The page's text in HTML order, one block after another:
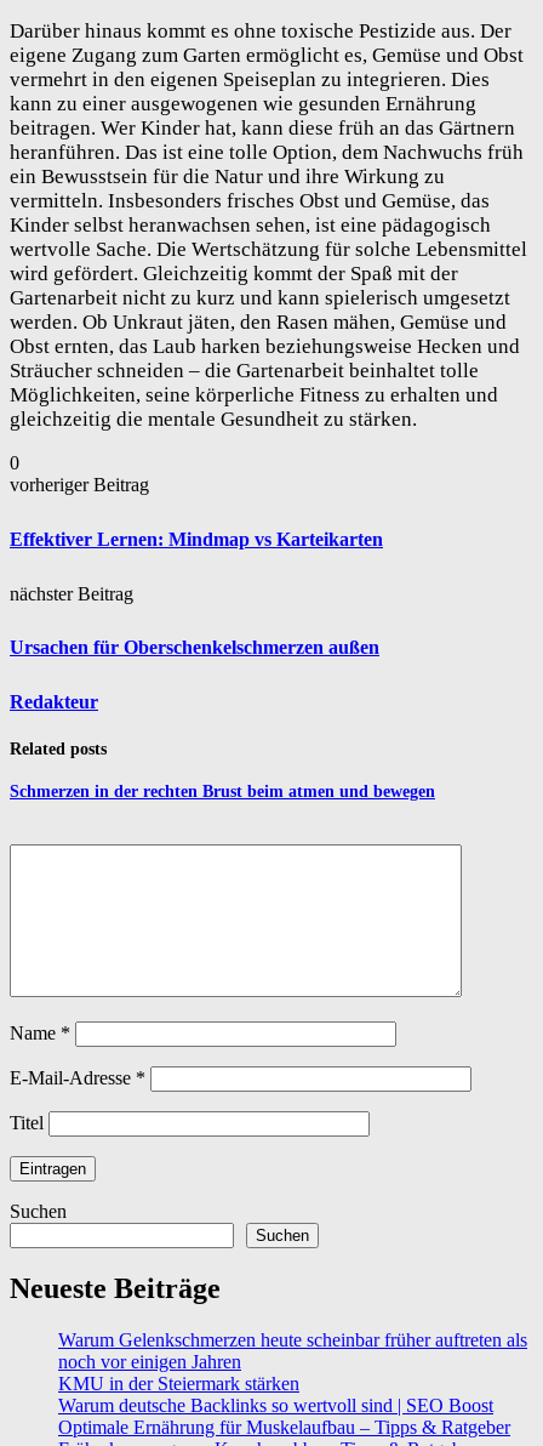
Darüber hinaus kommt es ohne toxische Pestizide aus. Der
eigene Zugang zum Garten ermöglicht es, Gemüse und Obst
vermehrt in den eigenen Speiseplan zu integrieren. Dies
kann zu einer ausgewogenen wie gesunden Ernährung
beitragen. Wer Kinder hat, kann diese früh an das Gärtnern
heranführen. Das ist eine tolle Option, dem Nachwuchs früh
ein Bewusstsein für die Natur und ihre Wirkung zu
vermitteln. Insbesonders frisches Obst und Gemüse, das
Kinder selbst heranwachsen sehen, ist eine pädagogisch
wertvolle Sache. Die Wertschätzung für solche Lebensmittel
wird gefördert. Gleichzeitig kommt der Spaß mit der
Gartenarbeit nicht zu kurz und kann spielerisch umgesetzt
werden. Ob Unkraut jäten, den Rasen mähen, Gemüse und
Obst ernten, das Laub harken beziehungsweise Hecken und
Sträucher schneiden – die Gartenarbeit beinhaltet tolle
Möglichkeiten, seine körperliche Fitness zu erhalten und
gleichzeitig die mentale Gesundheit zu stärken.
0
vorheriger Beitrag
Effektiver Lernen: Mindmap vs Karteikarten
nächster Beitrag
Ursachen für Oberschenkelschmerzen außen
Redakteur
Related posts
Schmerzen in der rechten Brust beim atmen und bewegen
Name *
E-Mail-Adresse *
Titel
Suchen
Suchen
Neueste Beiträge
Warum Gelenkschmerzen heute scheinbar früher auftreten als
noch vor einigen Jahren
KMU in der Steiermark stärken
Warum deutsche Backlinks so wertvoll sind | SEO Boost
Optimale Ernährung für Muskelaufbau – Tipps & Ratgeber